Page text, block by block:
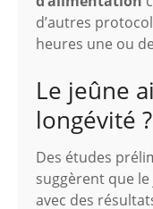
d’autres
heures une ou
Le jeûne
longévité ?
Des études
suggèrent que
avec des